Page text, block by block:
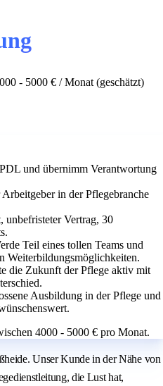
- 5000 € / Monat (geschätzt)
und übernimm Verantwortung
in der Pflegebranche
unbefristeter Vertrag, 30
Teil eines tollen Teams und
Weiterbildungsmöglichkeiten.
die Zukunft der Pflege aktiv mit
Ausbildung in der Pflege und
4000 - 5000 € pro Monat.
Unser Kunde in der Nähe von
die Lust hat,